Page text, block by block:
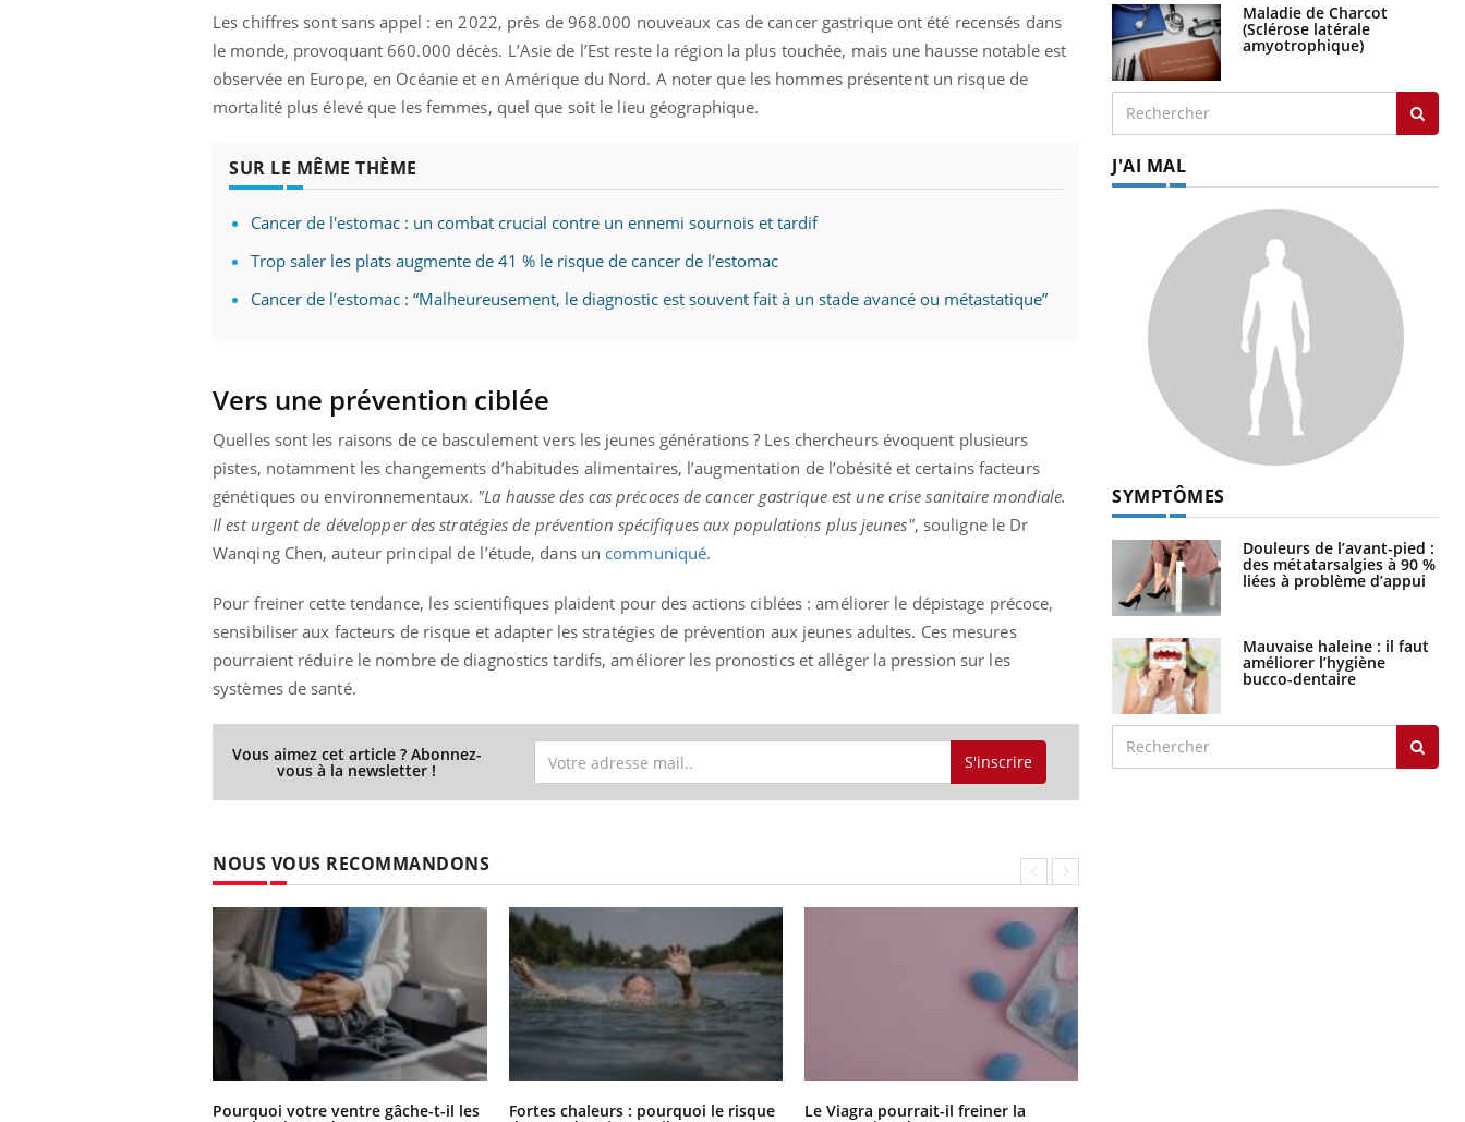
Les chiffres sont sans appel : en 2022, près de 968.000 nouveaux cas de cancer gastrique ont été recensés dans
le monde, provoquant 660.000 décès. L’Asie de l’Est reste la région la plus touchée, mais une hausse notable est
observée en Europe, en Océanie et en Amérique du Nord. A noter que les hommes présentent un risque de
mortalité plus élevé que les femmes, quel que soit le lieu géographique.
SUR LE MÊME THÈME
Cancer de l'estomac : un combat crucial contre un ennemi sournois et tardif
Trop saler les plats augmente de 41 % le risque de cancer de l’estomac
Cancer de l’estomac : “Malheureusement, le diagnostic est souvent fait à un stade avancé ou métastatique”
Vers une prévention ciblée
Quelles sont les raisons de ce basculement vers les jeunes générations ? Les chercheurs évoquent plusieurs
pistes, notamment les changements d’habitudes alimentaires, l’augmentation de l’obésité et certains facteurs
génétiques ou environnementaux. "La hausse des cas précoces de cancer gastrique est une crise sanitaire mondiale.
Il est urgent de développer des stratégies de prévention spécifiques aux populations plus jeunes", souligne le Dr
Wanqing Chen, auteur principal de l’étude, dans un communiqué.
Pour freiner cette tendance, les scientifiques plaident pour des actions ciblées : améliorer le dépistage précoce,
sensibiliser aux facteurs de risque et adapter les stratégies de prévention aux jeunes adultes. Ces mesures
pourraient réduire le nombre de diagnostics tardifs, améliorer les pronostics et alléger la pression sur les
systèmes de santé.
Vous aimez cet article ? Abonnez-
vous à la newsletter ! S'inscrire
NOUS VOUS RECOMMANDONS
Pourquoi votre ventre gâche-t-il les Fortes chaleurs : pourquoi le risque Le Viagra pourrait-il freiner la
Maladie de Charcot
(Sclérose latérale
amyotrophique)
J'AI MAL
SYMPTÔMES
Douleurs de l’avant-pied :
des métatarsalgies à 90 %
liées à problème d’appui
Mauvaise haleine : il faut
améliorer l’hygiène
bucco-dentaire